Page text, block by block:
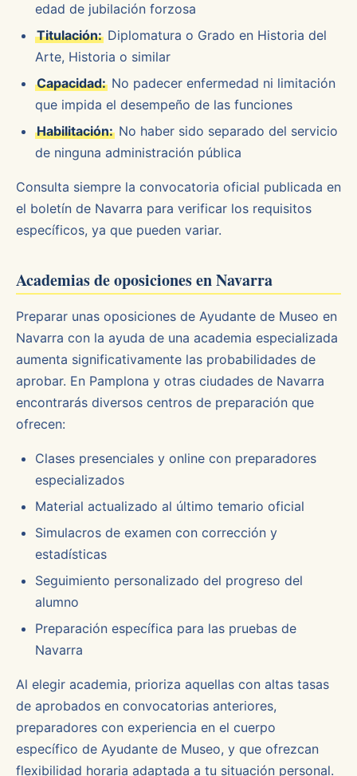
edad de jubilación forzosa
Titulación: Diplomatura o Grado en Historia del
Arte, Historia o similar
Capacidad: No padecer enfermedad ni limitación
que impida el desempeño de las funciones
Habilitación: No haber sido separado del servicio
de ninguna administración pública
Consulta siempre la convocatoria oficial publicada en
el boletín de Navarra para verificar los requisitos
específicos, ya que pueden variar.
Academias de oposiciones en Navarra
Preparar unas oposiciones de Ayudante de Museo en
Navarra con la ayuda de una academia especializada
aumenta significativamente las probabilidades de
aprobar. En Pamplona y otras ciudades de Navarra
encontrarás diversos centros de preparación que
ofrecen:
Clases presenciales y online con preparadores
especializados
Material actualizado al último temario oficial
Simulacros de examen con corrección y
estadísticas
Seguimiento personalizado del progreso del
alumno
Preparación específica para las pruebas de
Navarra
Al elegir academia, prioriza aquellas con altas tasas
de aprobados en convocatorias anteriores,
preparadores con experiencia en el cuerpo
específico de Ayudante de Museo, y que ofrezcan
flexibilidad horaria adaptada a tu situación personal.